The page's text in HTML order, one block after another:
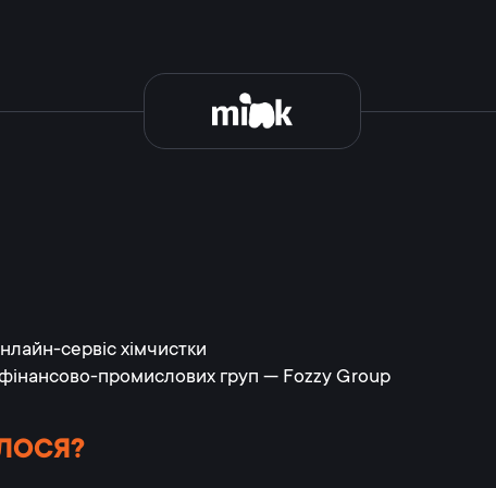
сервіс хімчистки
промислових груп — Fozzy Group